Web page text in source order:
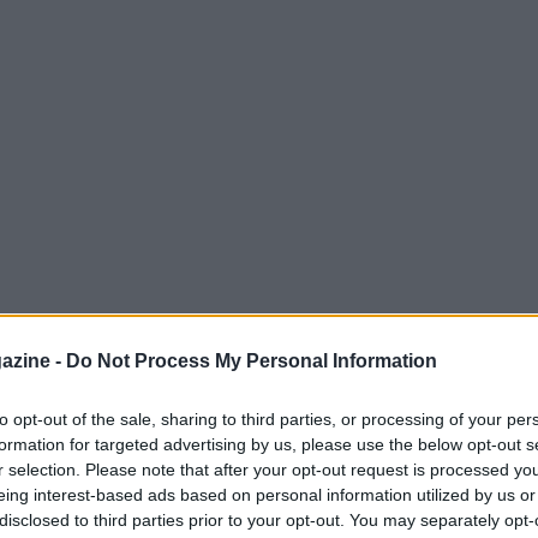
- Do Not Process My Personal Information
opt-out of the sale, sharing to third parties, or processing of your
for targeted advertising by us, please use the below opt-out
selection. Please note that after your opt-out request is processed
interest-based ads based on personal information utilized by us
to third parties prior to your opt-out. You may separately
vissuto una giornata memorabile con la
di Ciclismo su Strada gara in linea
visto partire 139 atleti, si è svolta su un